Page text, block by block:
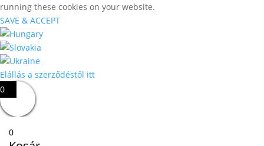
running these cookies on your website.
SAVE & ACCEPT
Elállás a szerződéstől itt
0
0